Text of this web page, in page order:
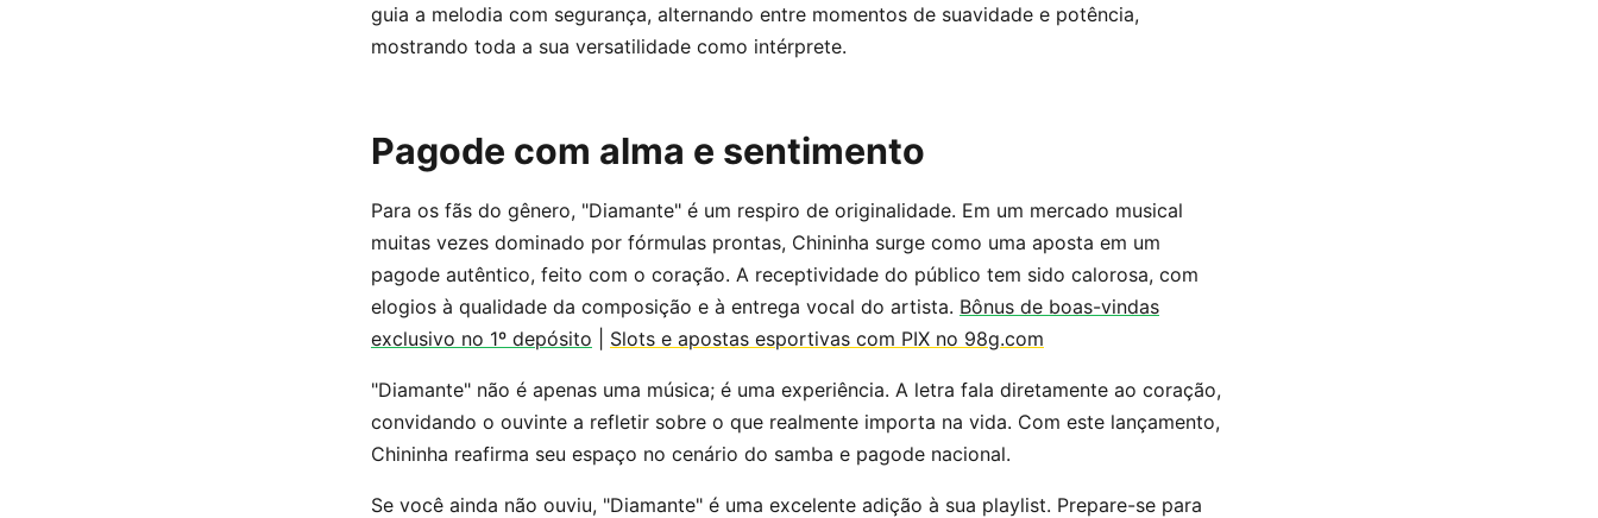
guia a melodia com segurança, alternando entre momentos de suavidade e potência,
mostrando toda a sua versatilidade como intérprete.
Pagode com alma e sentimento
Para os fãs do gênero, "Diamante" é um respiro de originalidade. Em um mercado musical
muitas vezes dominado por fórmulas prontas, Chininha surge como uma aposta em um
pagode autêntico, feito com o coração. A receptividade do público tem sido calorosa, com
elogios à qualidade da composição e à entrega vocal do artista. Bônus de boas-vindas
exclusivo no 1º depósito
Slots e apostas esportivas com PIX no 98g.com
"Diamante" não é apenas uma música; é uma experiência. A letra fala diretamente ao coração,
convidando o ouvinte a refletir sobre o que realmente importa na vida. Com este lançamento,
Chininha reafirma seu espaço no cenário do samba e pagode nacional.
Se você ainda não ouviu, "Diamante" é uma excelente adição à sua playlist. Prepare-se para